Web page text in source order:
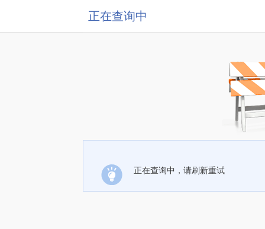
正在查询中
正在查询中，请刷新重试